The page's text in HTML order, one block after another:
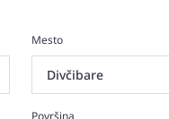
Mesto
Površina